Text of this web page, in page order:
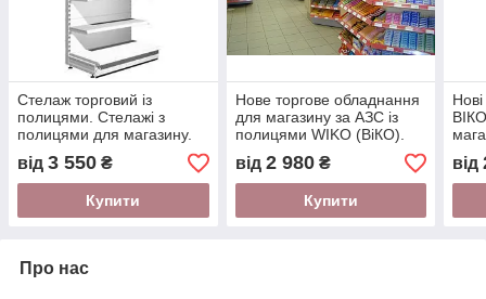
Стелаж торговий із
полицями. Стелажі з
полицями для магазину.
Торгове обладнання ВІКО
Київ Одеса.
від 3 550 ₴
Купити
Нове торгове обладнання
для магазину за АЗС із
полицями WIKO (ВіКО).
Торговий стелаж у
магазин
від 2 980₴
Купити
від
Про нас